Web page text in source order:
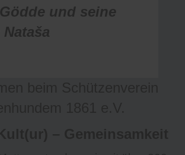
Gödde und seine
Nataša